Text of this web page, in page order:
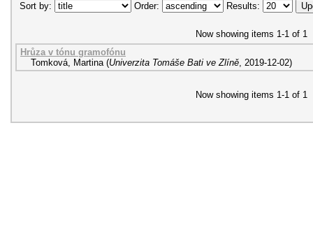
Sort by:
Order: Results:
Now showing items 1-1 of 1
Hrůza v tónu gramofónu
Tomková, Martina (Univerzita Tomáše Bati ve Zlíně, 2019-12-02)
Now showing items 1-1 of 1